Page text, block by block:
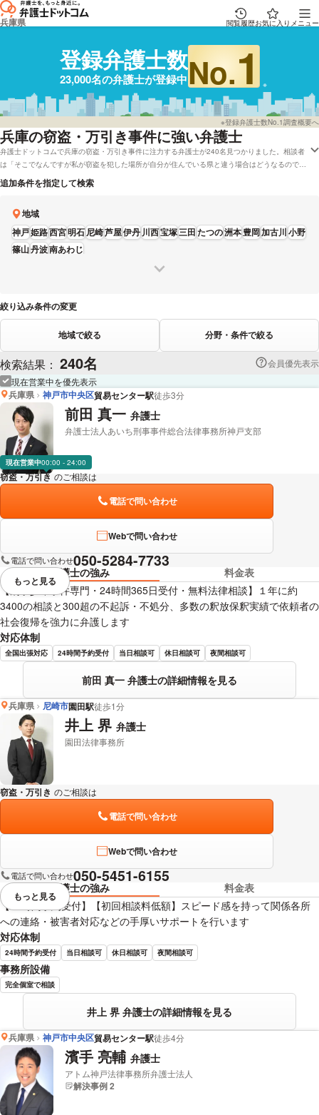
兵庫県 閲覧履歴お気に入り メニュー
登録弁護士数
23,000名の弁護士が登録中No.1
※登録弁護士数No.1調査概要へ
兵庫の窃盗・万引き事件に強い弁護士
弁護士ドットコムで兵庫の窃盗・万引き事件に注力する弁護士が240名見つかりました。相談者
は「そこでなんですが私が窃盗を犯した場所が自分が住んでいる県と違う場合はどうなるので
しょうか?」「会社のデータを勝手に処分または持ち出しする行為は窃盗罪になりますか?」な
どの質問を抱えております。弁護士ドットコムでは弁護士費用をカード払いで受付している弁護
きます。例えば「口コミの評価が高い窃盗・万引き事件で強い弁護士や弁護士の選び方は詳しく
リサーチしたけれど、兵庫周辺の弁護士を費用で検討したい」などの依頼にも応じることができ
ます。弁護士の中には「当事務所は、突然のことに戸惑うご家族のお気持ちにも寄り添いフォ
ローすることを心がけております。」とおっしゃる方もおります。窃盗・万引き事件で心配事が
ある方は弁護士ドットコムに登録全弁護士22,835人から、英語などの対応言語や資格などの希
追加条件を指定して検索
地域
神戸姫路西宮明石尼崎芦屋伊丹川西宝塚三田たつの洲本豊岡加古川小野
篠山丹波南あわじ
絞り込み条件の変更
地域で絞る 分野・条件で絞る
検索結果： 240名
会員優先表示
現在営業中を優先表示
兵庫県 神戸市中央区貿易センター駅徒歩3分
前田 真一 弁護士
弁護士法人あいち刑事事件総合法律事務所神戸支部
現在営業中00:00 - 24:00
窃盗・万引き のご相談は
電話で問い合わせ
Webで問い合わせ
電話で問い合わせ050-5284-7733
弁護士の強み
料金表
【刑事少年事件専門・24時間365日受付・無料法律相談】１年に約
3400の相談と300超の不起訴・不処分、多数の釈放保釈実績で依頼者の
社会復帰を強力に弁護します
対応体制
全国出張対応 24時間予約受付 当日相談可 休日相談可 夜間相談可
前田 真一 弁護士の詳細情報を見る
視覚的に省略されている要素を
もっと見る
兵庫県 尼崎市園田駅徒歩1分
井上 界 弁護士
園田法律事務所
窃盗・万引き のご相談は
電話で問い合わせ
Webで問い合わせ
電話で問い合わせ050-5451-6155
弁護士の強み
料金表
【24時間予約受付】【初回相談料低額】スピード感を持って関係各所
への連絡・被害者対応などの手厚いサポートを行います
対応体制
24時間予約受付 当日相談可 休日相談可 夜間相談可
事務所設備
完全個室で相談
井上 界 弁護士の詳細情報を見る
視覚的に省略されている要素を
もっと見る
兵庫県 神戸市中央区貿易センター駅徒歩4分
濱手 亮輔 弁護士
アトム神戸法律事務所弁護士法人
解決事例 2